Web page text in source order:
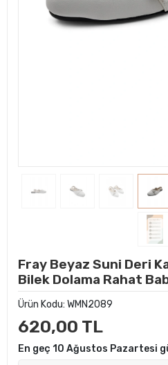
Fray Beyaz Suni Deri
Bilek Dolama Rahat
Ürün Kodu: WMN2089
620,00 TL
En geç 10 Ağustos Pazartesi